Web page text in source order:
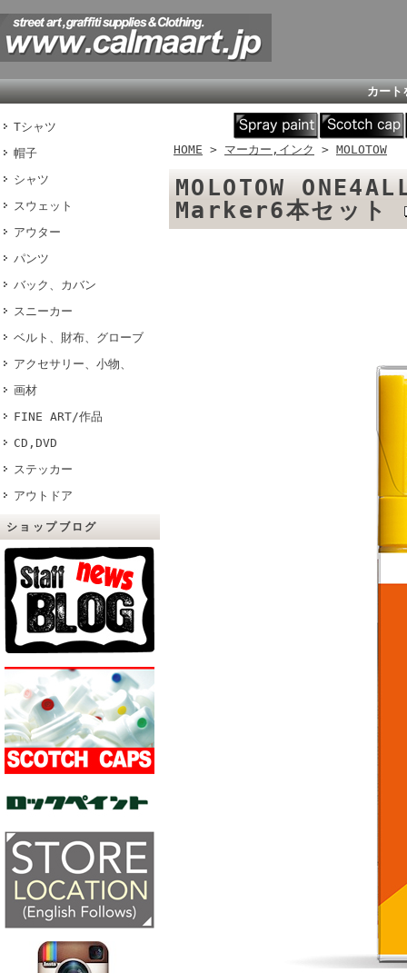
カート
Tシャツ
帽子
シャツ
スウェット
アウター
パンツ
バック、カバン
スニーカー
ベルト、財布、グローブ
アクセサリー、小物、
画材
FINE ART/作品
CD,DVD
ステッカー
アウトドア
ショップブログ
HOME > マーカー,インク > MOLOTOW
MOLOTOW
Marker6本セット